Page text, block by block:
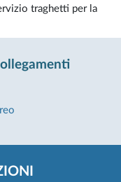
traghetti per la